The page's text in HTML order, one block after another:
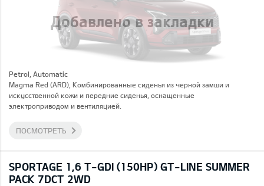
Добавлено в закладки
Petrol, Automatic
Magma Red (ARD), Комбинированные сиденья из черной замши и
искусственной кожи и передние сиденья, оснащенные
электроприводом и вентиляцией.
ПОСМОТРЕТЬ
SPORTAGE 1,6 T-GDI (150HP) GT-LINE SUMMER
PACK 7DCT 2WD